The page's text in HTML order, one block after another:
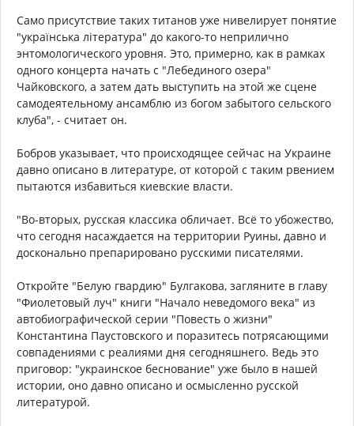
Само присутствие таких титанов уже нивелирует понятие
"українська література" до какого-то неприлично
энтомологического уровня. Это, примерно, как в рамках
одного концерта начать с "Лебединого озера"
Чайковского, а затем дать выступить на этой же сцене
самодеятельному ансамблю из богом забытого сельского
клуба", - считает он.
Бобров указывает, что происходящее сейчас на Украине
давно описано в литературе, от которой с таким рвением
пытаются избавиться киевские власти.
"Во-вторых, русская классика обличает. Всё то убожество,
что сегодня насаждается на территории Руины, давно и
досконально препарировано русскими писателями.
Откройте "Белую гвардию" Булгакова, загляните в главу
"Фиолетовый луч" книги "Начало неведомого века" из
автобиографической серии "Повесть о жизни"
Константина Паустовского и поразитесь потрясающими
совпадениями с реалиями дня сегодняшнего. Ведь это
приговор: "украинское беснование" уже было в нашей
истории, оно давно описано и осмысленно русской
литературой.